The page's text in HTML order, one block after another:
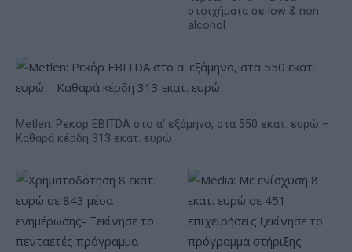
στοιχήματα σε low & non
alcohol
Metlen: Ρεκόρ EBITDA στο α' εξάμηνο, στα 550 εκατ. ευρώ –
Καθαρά κέρδη 313 εκατ. ευρώ